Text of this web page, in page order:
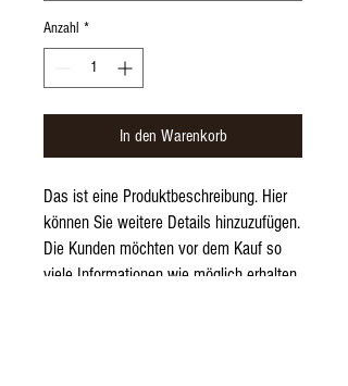
Anzahl *
In den Warenkorb
Das ist eine Produktbeschreibung. Hier
können Sie weitere Details hinzuzufügen.
Die Kunden möchten vor dem Kauf so
viele Informationen wie möglich erhalten.